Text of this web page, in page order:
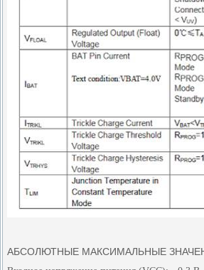
АБСОЛЮТНЫЕ МАКСИМАЛЬНЫЕ